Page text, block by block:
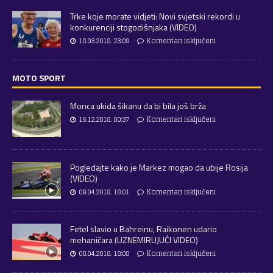
Trke koje morate vidjeti: Novi svjetski rekordi u
konkurenciji stogodišnjaka (VIDEO)
18.03.2018. 23:09 Komentari isključeni
MOTO SPORT
Monca ukida šikanu da bi bila još brža
16.12.2018. 00:37 Komentari isključeni
Pogledajte kako je Markez mogao da ubije Rosija
(VIDEO)
09.04.2018. 18:01 Komentari isključeni
Fetel slavio u Bahreinu, Raikonen udario
mehaničara (UZNEMIRUJUĆI VIDEO)
08.04.2018. 18:08 Komentari isključeni